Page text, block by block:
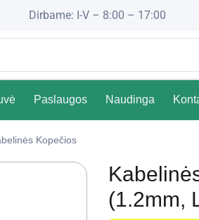
Dirbame: I-V – 8:00 – 17:00
Paslaugos Naudinga
Kopečios
(1.2mm,